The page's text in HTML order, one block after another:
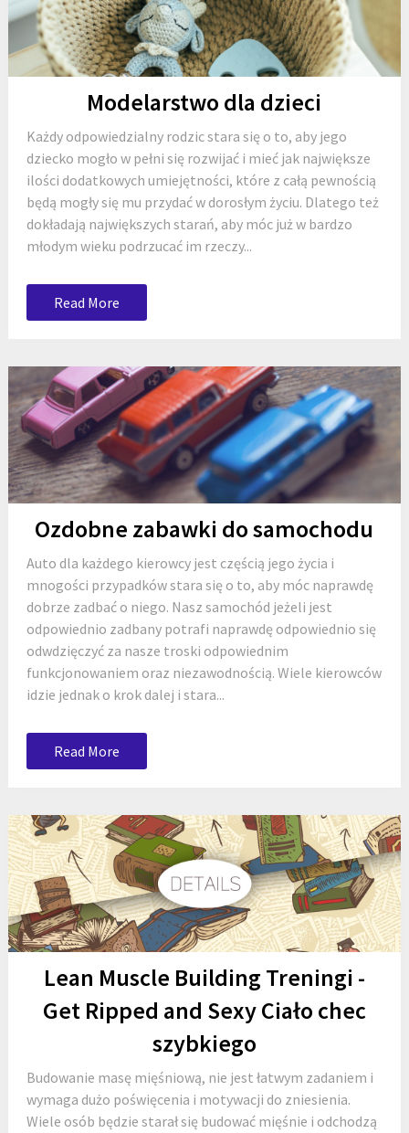
Modelarstwo dla dzieci
Każdy odpowiedzialny rodzic stara się o to, aby jego
dziecko mogło w pełni się rozwijać i mieć jak największe
ilości dodatkowych umiejętności, które z całą pewnością
będą mogły się mu przydać w dorosłym życiu. Dlatego też
dokładają największych starań, aby móc już w bardzo
młodym wieku podrzucać im rzeczy...
Read More
Ozdobne zabawki do samochodu
Auto dla każdego kierowcy jest częścią jego życia i
mnogości przypadków stara się o to, aby móc naprawdę
dobrze zadbać o niego. Nasz samochód jeżeli jest
odpowiednio zadbany potrafi naprawdę odpowiednio się
odwdzięczyć za nasze troski odpowiednim
funkcjonowaniem oraz niezawodnością. Wiele kierowców
idzie jednak o krok dalej i stara...
Read More
Lean Muscle Building Treningi -
Get Ripped and Sexy Ciało chec
szybkiego
Budowanie masę mięśniową, nie jest łatwym zadaniem i
wymaga dużo poświęcenia i motywacji do zniesienia.
Wiele osób będzie starał się budować mięśnie i odchodzą